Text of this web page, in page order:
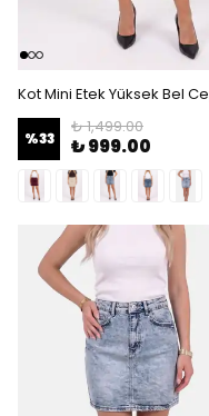
%33
₺ 1,499.00
₺ 999.00